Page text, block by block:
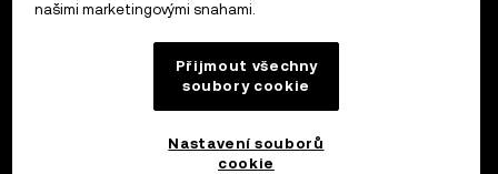
našimi marketingovými snahami.
Přijmout všechny
soubory cookie
Nastavení souborů
cookie